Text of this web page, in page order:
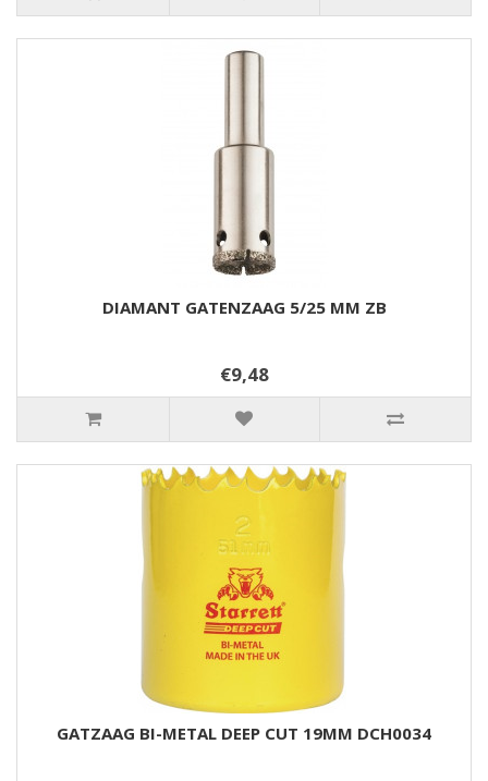
DIAMANT GATENZAAG 5/25 MM ZB
€9,48
GATZAAG BI-METAL DEEP CUT 19MM DCH0034